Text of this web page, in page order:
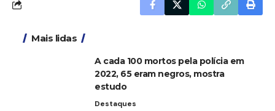
Mais lidas
A cada 100 mortos pela polícia em
2022, 65 eram negros, mostra
estudo
Destaques